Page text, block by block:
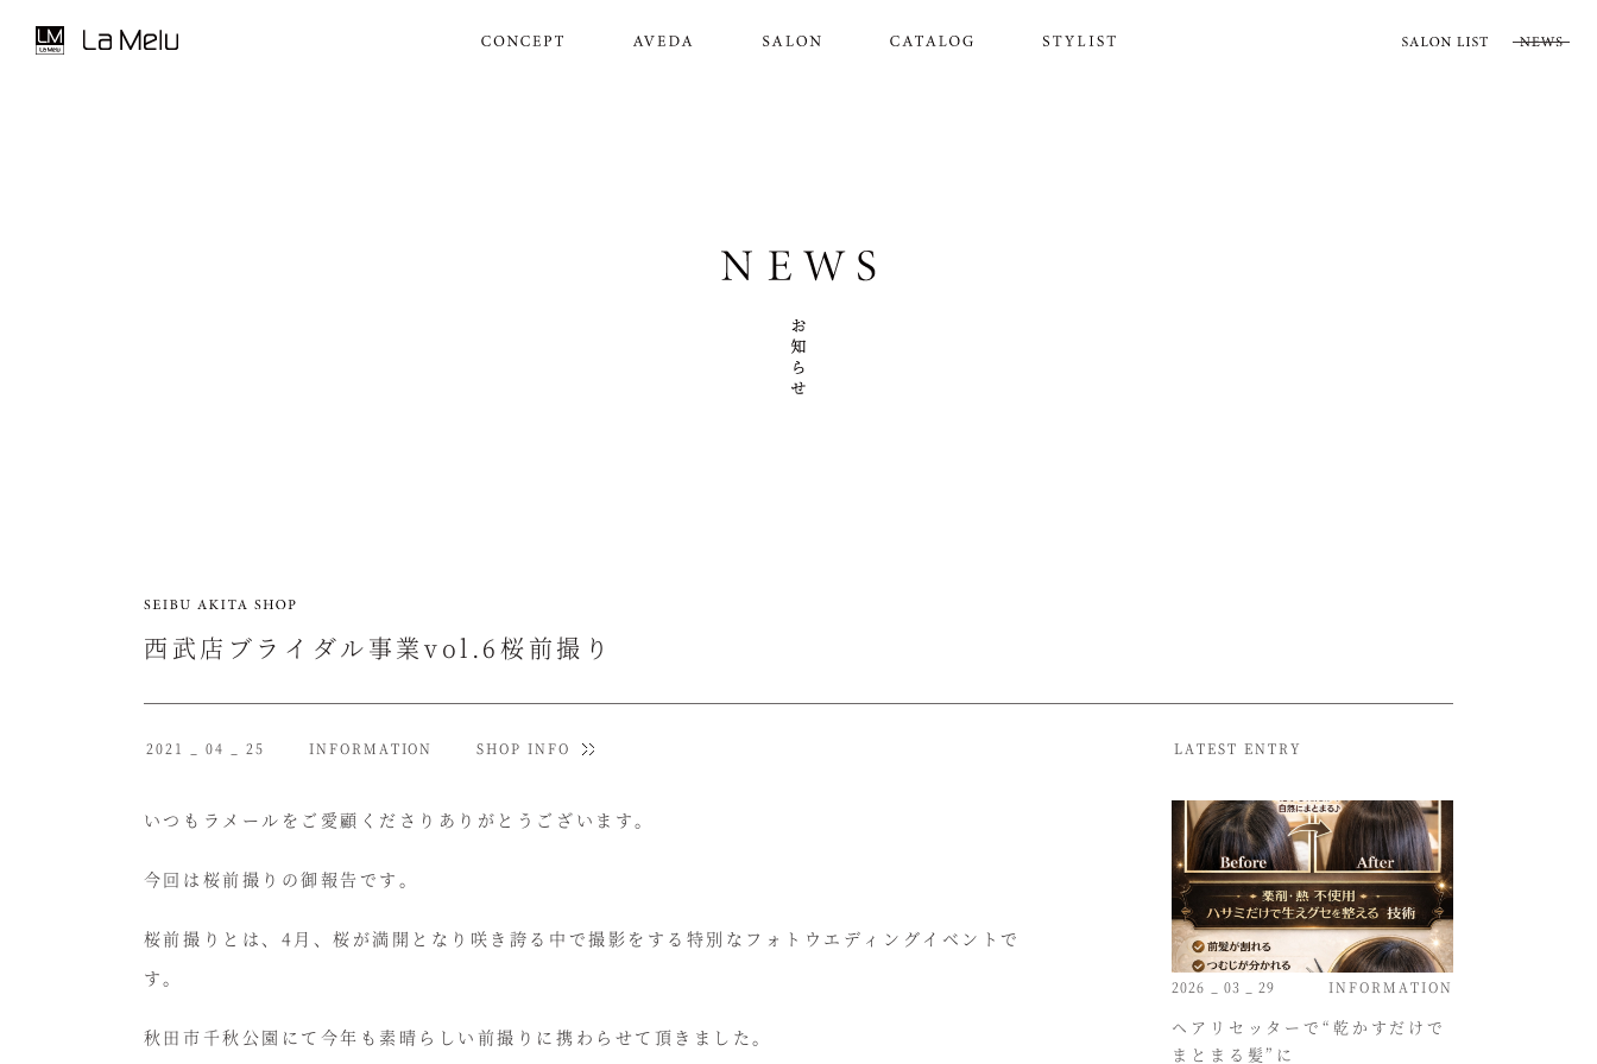
西武店ブライダル事業vol.6桜前撮り
2021 _ 04 _ 25 INFORMATION SHOP INFO
いつもラメールをご愛顧くださりありがとうございます。
今回は桜前撮りの御報告です。
桜前撮りとは、4月、桜が満開となり咲き誇る中で撮影をする特別なフォトウエディングイベントで
す。
秋田市千秋公園にて今年も素晴らしい前撮りに携わらせて頂きました。
LATEST ENTRY
2026 _ 03 _ 29 INFORMATION
ヘアリセッターで“乾かすだけで
まとまる髪”に